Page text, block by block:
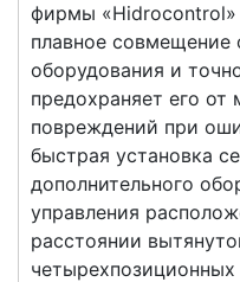
фирмы «Hidrocontrol»
плавное совмещение
оборудования и
предохраняет его от
повреждений при
быстрая установка
дополнительного
управления
расстоянии
четырехпозиционных